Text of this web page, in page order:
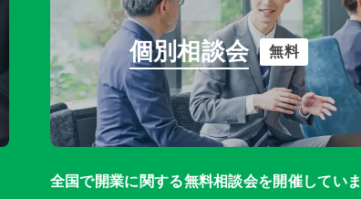
個別相談会 無料
全国で開業に関する無料相談会を開催していま